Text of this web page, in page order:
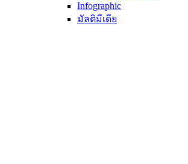
Infographic
มัลติมีเดีย